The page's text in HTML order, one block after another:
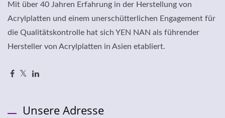
Mit über 40 Jahren Erfahrung in der Herstellung von
Acrylplatten und einem unerschütterlichen Engagement für
die Qualitätskontrolle hat sich YEN NAN als führender
Hersteller von Acrylplatten in Asien etabliert.
Unsere Adresse